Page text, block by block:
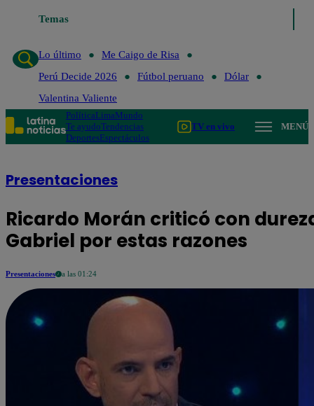
Temas
Lo último
Me Caigo de Risa
Perú Decide 2026
Fútbol peruano
Dólar
Valentina Valiente
PolíticaLimaMundo
Te ayudoTendencias
DeportesEspectáculos
TV en vivo MENÚ
Presentaciones
Ricardo Morán criticó con
Gabriel por estas razones
Presentaciones a las 01:24